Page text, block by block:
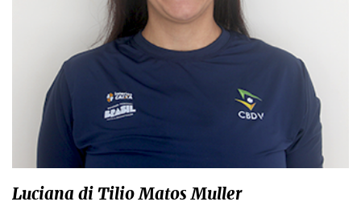
Luciana di Tilio Matos Muller